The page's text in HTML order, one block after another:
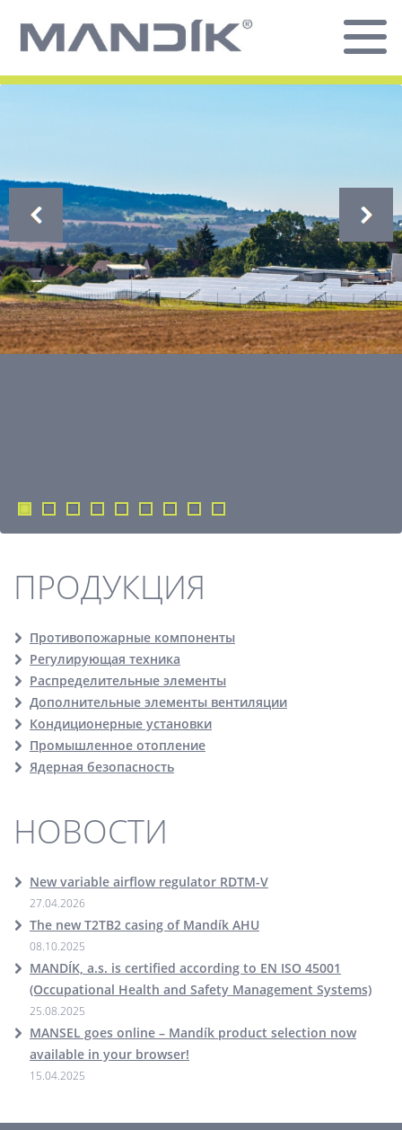
ПРОДУКЦИЯ
Противопожарные компоненты
Регулирующая техника
Распределительные элементы
Дополнительные элементы вентиляции
Кондиционерные установки
Промышленное отопление
Ядерная безопасность
НОВОСТИ
New variable airflow regulator RDTM-V
27.04.2026
The new T2TB2 casing of Mandík AHU
08.10.2025
MANDÍK, a.s. is certified according to EN ISO 45001
(Occupational Health and Safety Management Systems)
25.08.2025
MANSEL goes online – Mandík product selection now
available in your browser!
15.04.2025